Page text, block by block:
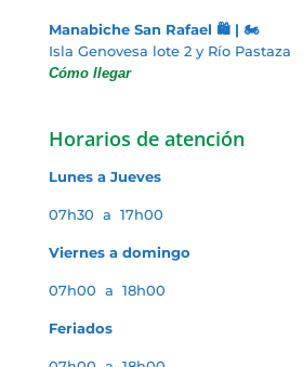
Manabiche San Rafael 🛍️ | 🏍️
Isla Genovesa lote 2 y Río Pastaza
Cómo llegar
Horarios de atención
Lunes a Jueves
07h30 a 17h00
Viernes a domingo
07h00 a 18h00
Feriados